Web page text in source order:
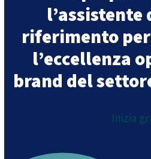
riferimento
l’eccellenza
brand del
Inizia